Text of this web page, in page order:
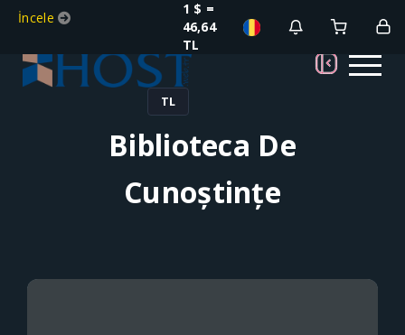
İncele
1 $ =
46,64
TL
TL
Biblioteca De
Cunoștințe